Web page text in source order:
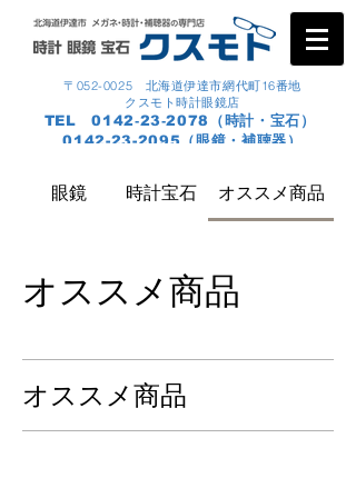
〒052-0025 北海道伊達市網代町16番地
クスモト時計眼鏡店
TEL 0142‐23‐2078（時計・宝石）
0142-23-2095 （眼鏡・補聴器）
眼鏡 時計宝石 オススメ商品
オススメ商品
オススメ商品